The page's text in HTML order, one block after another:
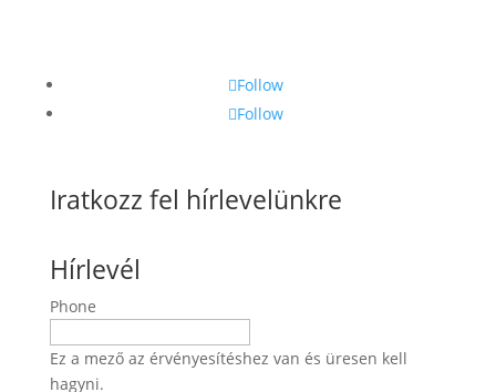
Follow
Follow
Iratkozz fel hírlevelünkre
Hírlevél
Phone
Ez a mező az érvényesítéshez van és üresen kell
hagyni.